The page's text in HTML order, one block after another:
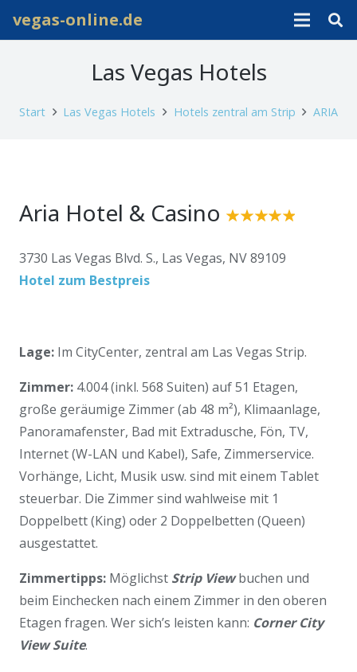
vegas-online.de
Las Vegas Hotels
Start Las Vegas Hotels Hotels zentral am Strip ARIA
Aria Hotel & Casino
3730 Las Vegas Blvd. S., Las Vegas, NV 89109
Hotel zum Bestpreis
Lage: Im CityCenter, zentral am Las Vegas Strip.
Zimmer: 4.004 (inkl. 568 Suiten) auf 51 Etagen,
große geräumige Zimmer (ab 48 m²), Klimaanlage,
Panoramafenster, Bad mit Extradusche, Fön, TV,
Internet (W-LAN und Kabel), Safe, Zimmerservice.
Vorhänge, Licht, Musik usw. sind mit einem Tablet
steuerbar. Die Zimmer sind wahlweise mit 1
Doppelbett (King) oder 2 Doppelbetten (Queen)
ausgestattet.
Zimmertipps: Möglichst Strip Viewbuchen und
beim Einchecken nach einem Zimmer in den oberen
Etagen fragen. Wer sich’s leisten kann: Corner City
View Suite.